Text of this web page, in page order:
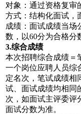
对象：通过资格复审
方式：结构化面试，
成绩：面试成绩当场
数，以60分为合格分
3.综合成绩
本次招聘综合成绩＝
一个岗位应聘人员综
定名次，笔试成绩相
试、面试成绩均相同
次，如面试主评委评
面试分数为准。